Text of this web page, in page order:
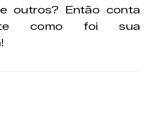
outros? Então conta
como foi sua